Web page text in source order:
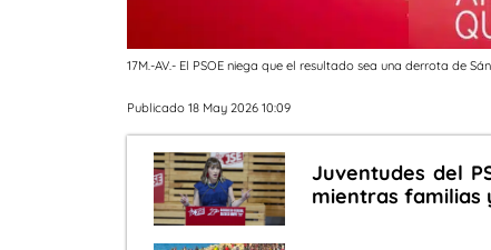
17M.-AV.- El PSOE niega que el resultado sea una derrota de
Publicado 18 May 2026 10:09
Juventudes del
mientras familias